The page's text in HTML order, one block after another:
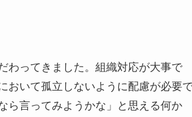
わってきました。組織対応が大事で
おいて孤立しないように配慮が必要
ら言ってみようかな」と思える何か